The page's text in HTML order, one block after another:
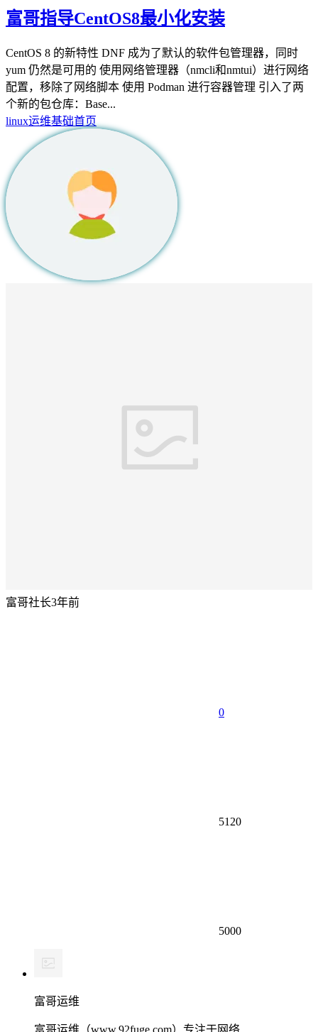
富哥指导CentOS8最小化安装
CentOS 8 的新特性 DNF 成为了默认的软件包管理器，同时
yum 仍然是可用的 使用网络管理器（nmcli和nmtui）进行网络
配置，移除了网络脚本 使用 Podman 进行容器管理 引入了两
个新的包仓库：Base...
linux运维基础首页
富哥社长3年前
0
5120
5000
富哥运维